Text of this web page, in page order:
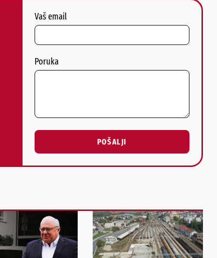
Vaš email
Poruka
POŠALJI